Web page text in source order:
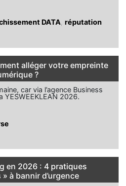
DATA réputation
alléger votre empreinte
?
car via l’agence Business
YESWEEKLEAN 2026.
en 2026 : 4 pratiques
à bannir d’urgence